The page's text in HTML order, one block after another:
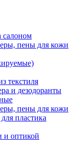
салоном
пены для кожи
текстиля
и дезодоранты
пены для кожи
пластика
и оптикой